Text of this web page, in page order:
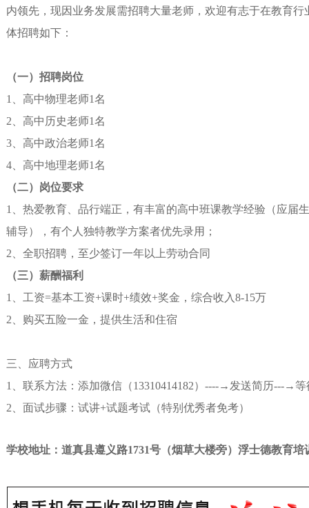
内领先，现因业务发展需招聘大量老师，欢迎有志于在教育
体招聘如下：
（一） 招聘岗位
1、 高中物理老师1名
2、高中历史老师1名
3、高中政治老师1名
4、高中地理老师1名
（二） 岗位要求
1、 热爱教育、品行端正，有丰富的高中班课教学经验（应届
辅导），有个人独特教学方案者优先录用；
2、 全职招聘，至少签订一年以上劳动合同
（三） 薪酬福利
1、 工资=基本工资+课时+绩效+奖金，综合收入8-15万
2、 购买五险一金，提供生活和住宿
三、 应聘方式
1、联系方法：添加微信（13310414182）----→发送简历---→
2、面试步骤：试讲+试题考试（特别优秀者免考）
学校地址：道真县遵义路1731号（烟草大楼旁）浮士德教育培